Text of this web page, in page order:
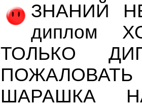
ЗНАНИЙ
диплом
ТОЛЬКО
ШАРАШКА